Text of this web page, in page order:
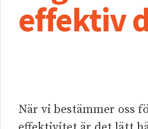
effektiv
När vi bestämmer oss